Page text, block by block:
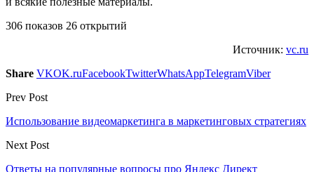
306 показов 26 открытий
Источник: vc.ru
Share VKOK.ruFacebookTwitterWhatsAppTelegramViber
Prev Post
Использование видеомаркетинга в маркетинговых стратегиях
Next Post
Ответы на популярные вопросы про Яндекс Директ